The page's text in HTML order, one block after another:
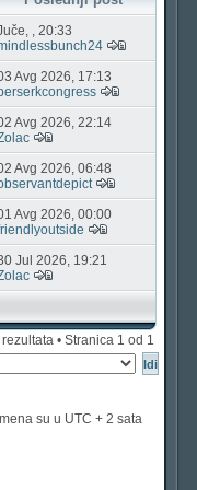
, 20:33
Avg 2026, 17:13
Avg 2026, 22:14
Avg 2026, 06:48
Avg 2026, 00:00
Jul 2026, 19:21
• Stranica 1 od 1
su u UTC + 2 sata